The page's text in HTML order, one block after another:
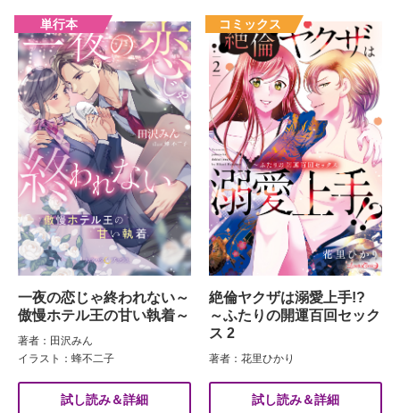
一夜の恋じゃ終われない～
傲慢ホテル王の甘い執着～
著者：田沢みん
イラスト：蜂不二子
試し読み＆詳細
絶倫ヤクザは溺愛上手!?
～ふたりの開運百回セック
ス 2
著者：花里ひかり
試し読み＆詳細